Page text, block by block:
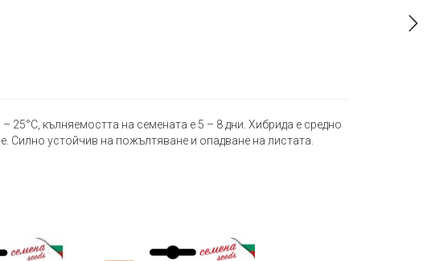
кълняемостта на семената е 5 – 8 дни. Хибрида е средно
Силно устойчив на пожълтяване и опадване на листата.